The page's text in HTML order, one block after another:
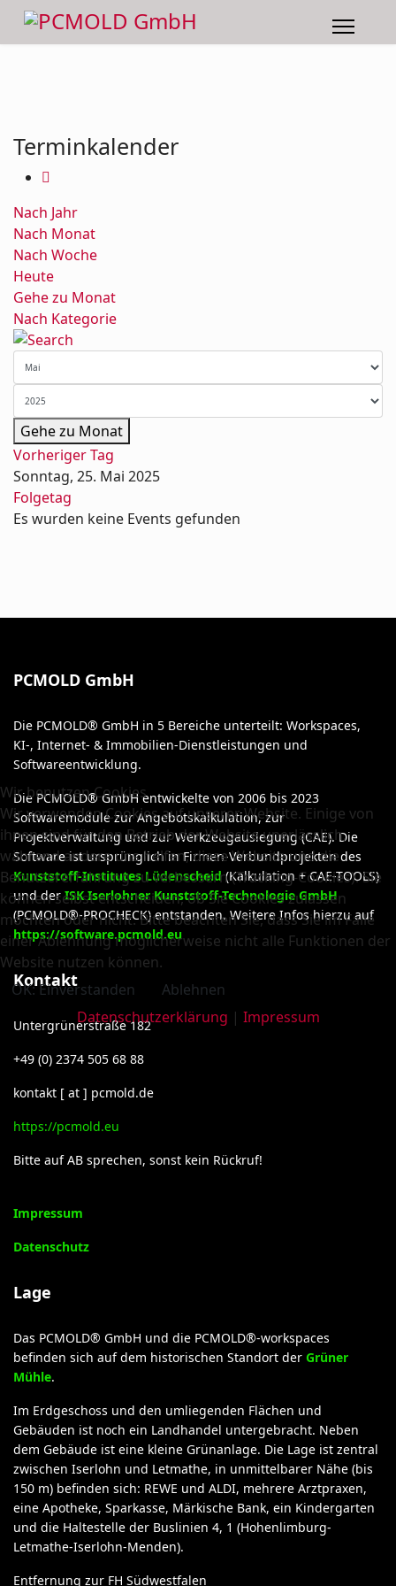
Terminkalender
Nach Jahr
Nach Monat
Nach Woche
Heute
Gehe zu Monat
Nach Kategorie
Gehe zu Monat
Vorheriger Tag
Sonntag, 25. Mai 2025
Folgetag
Es wurden keine Events gefunden
PCMOLD GmbH
Die PCMOLD® GmbH in 5 Bereiche unterteilt: Workspaces,
KI-, Internet- & Immobilien-Dienstleistungen und
Softwareentwicklung.
Die PCMOLD® GmbH entwickelte von 2006 bis 2023
Softwaremodule zur Angebotskalkulation, zur
Projektverwaltung und zur Werkzeugauslegung (CAE). Die
Software ist ursprünglich in Firmen-Verbundprojekten des
Kunststoff-Institutes Lüdenscheid(Kalkulation + CAE-TOOLS)
und derISK Iserlohner Kunststoff-Technologie GmbH
(PCMOLD®-PROCHECK) entstanden. Weitere Infos hierzu auf
https://software.pcmold.eu
Kontakt
Untergrünerstraße 182
+49 (0) 2374 505 68 88
kontakt [ at ] pcmold.de
https://pcmold.eu
Bitte auf AB sprechen, sonst kein Rückruf!
Impressum
Datenschutz
Lage
Das PCMOLD® GmbH und die PCMOLD®-workspaces
befinden sich auf dem historischen Standort der Grüner
Mühle.
Im Erdgeschoss und den umliegenden Flächen und
Gebäuden ist noch ein Landhandel untergebracht. Neben
dem Gebäude ist eine kleine Grünanlage. Die Lage ist zentral
zwischen Iserlohn und Letmathe, in unmittelbarer Nähe (bis
150 m) befinden sich: REWE und ALDI, mehrere Arztpraxen,
eine Apotheke, Sparkasse, Märkische Bank, ein Kindergarten
und die Haltestelle der Buslinien 4, 1 (Hohenlimburg-
Letmathe-Iserlohn-Menden).
Entfernung zur FH Südwestfalen
Wir benutzen Cookies
Wir verwenden Cookies auf unserer Website. Einige von
ihnen sind für den Betrieb der Website unerlässlich,
während andere uns helfen, diese Website und die
Benutzererfahrung zu verbessern (Tracking-Cookies). Sie
können selbst entscheiden, ob Sie Cookies zulassen
möchten oder nicht. Bitte beachten Sie, dass Sie im Falle
einer Ablehnung möglicherweise nicht alle Funktionen der
Website nutzen können.
OK: Einverstanden
Ablehnen
Datenschutzerklärung | Impressum